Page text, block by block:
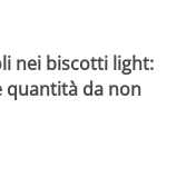
nei biscotti light:
quantità da non